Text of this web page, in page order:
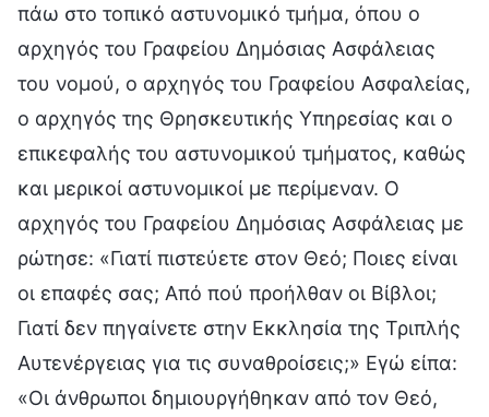
πάω στο τοπικό αστυνομικό τμήμα, όπου ο
αρχηγός του Γραφείου Δημόσιας Ασφάλειας
του νομού, ο αρχηγός του Γραφείου Ασφαλείας,
ο αρχηγός της Θρησκευτικής Υπηρεσίας και ο
επικεφαλής του αστυνομικού τμήματος, καθώς
και μερικοί αστυνομικοί με περίμεναν. Ο
αρχηγός του Γραφείου Δημόσιας Ασφάλειας με
ρώτησε: «Γιατί πιστεύετε στον Θεό; Ποιες είναι
οι επαφές σας; Από πού προήλθαν οι Βίβλοι;
Γιατί δεν πηγαίνετε στην Εκκλησία της Τριπλής
Αυτενέργειας για τις συναθροίσεις;» Εγώ είπα:
«Οι άνθρωποι δημιουργήθηκαν από τον Θεό,